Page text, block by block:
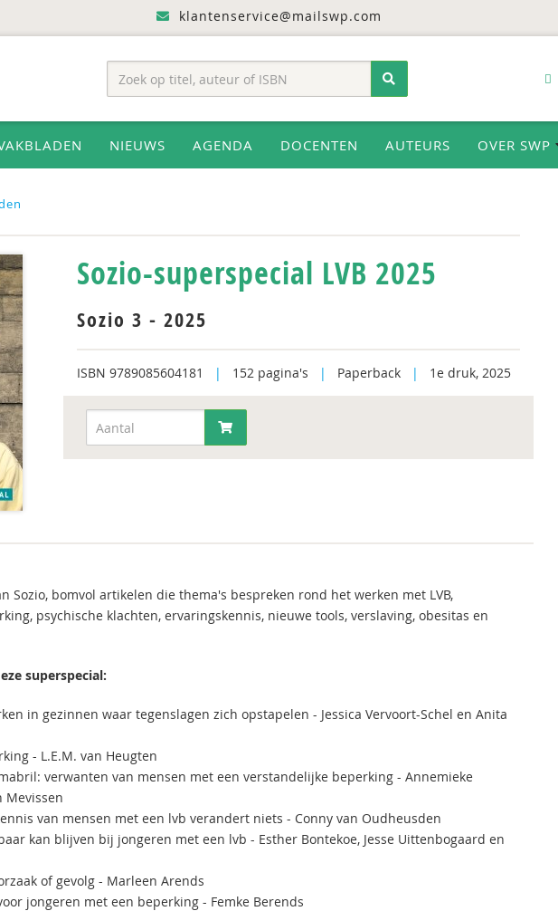
klantenservice@mailswp.com
NIEUWS AGENDA DOCENTEN AUTEURS OVER SWP
Sozio-superspecial LVB 2025
Sozio 3 - 2025
ISBN 9789085604181 | 152 pagina's | Paperback | 1e druk, 2025
Sozio, bomvol artikelen die thema's bespreken rond het werken met LVB,
psychische klachten, ervaringskennis, nieuwe tools, verslaving, obesitas en
superspecial:
in gezinnen waar tegenslagen zich opstapelen - Jessica Vervoort-Schel en Anita
- L.E.M. van Heugten
verwanten van mensen met een verstandelijke beperking - Annemieke
Mevissen
van mensen met een lvb verandert niets - Conny van Oudheusden
kan blijven bij jongeren met een lvb - Esther Bontekoe, Jesse Uittenbogaard en
of gevolg - Marleen Arends
jongeren met een beperking - Femke Berends